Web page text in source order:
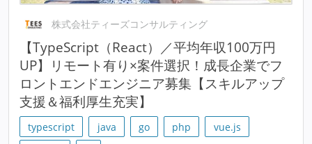
株式会社ティーズコンサルティング
【TypeScript（React）／平均年収100万円
UP】リモート有り×案件選択！成長企業でフ
ロントエンドエンジニア募集【スキルアップ
支援＆福利厚生充実】
typescript java go php
vue.js